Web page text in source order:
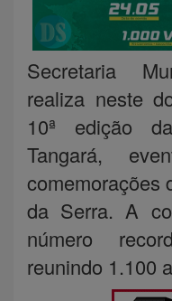
Secretaria
realiza neste
10ª edição
Tangará,
comemorações
da Serra. A
número
reunindo 1.100